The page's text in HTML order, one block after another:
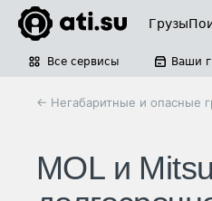
Грузы
Все сервисы Ваши
← Негабаритные и опасные
MOL и